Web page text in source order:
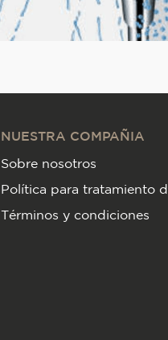
NUESTRA COMPAÑIA
Sobre nosotros
Política para tratamiento
Términos y condiciones